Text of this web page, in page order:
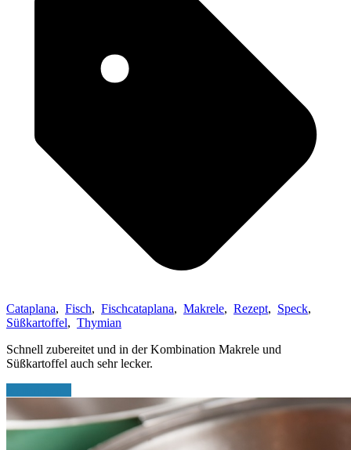
Cataplana, Fisch, Fischcataplana, Makrele, Rezept, Speck,
Süßkartoffel, Thymian
Schnell zubereitet und in der Kombination Makrele und
Süßkartoffel auch sehr lecker.